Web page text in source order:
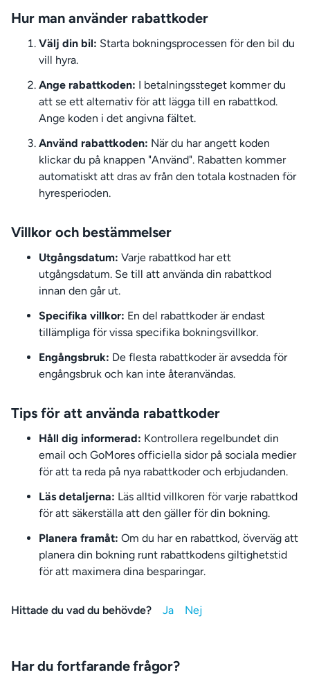
Hur man använder rabattkoder
Välj din bil: Starta bokningsprocessen för den bil du
vill hyra.
Ange rabattkoden: I betalningssteget kommer du
att se ett alternativ för att lägga till en rabattkod.
Ange koden i det angivna fältet.
Använd rabattkoden: När du har angett koden
klickar du på knappen "Använd". Rabatten kommer
automatiskt att dras av från den totala kostnaden för
hyresperioden.
Villkor och bestämmelser
Utgångsdatum: Varje rabattkod har ett
utgångsdatum. Se till att använda din rabattkod
innan den går ut.
Specifika villkor: En del rabattkoder är endast
tillämpliga för vissa specifika bokningsvillkor.
Engångsbruk: De flesta rabattkoder är avsedda för
engångsbruk och kan inte återanvändas.
Tips för att använda rabattkoder
Håll dig informerad: Kontrollera regelbundet din
email och GoMores officiella sidor på sociala medier
för att ta reda på nya rabattkoder och erbjudanden.
Läs detaljerna: Läs alltid villkoren för varje rabattkod
för att säkerställa att den gäller för din bokning.
Planera framåt: Om du har en rabattkod, överväg att
planera din bokning runt rabattkodens giltighetstid
för att maximera dina besparingar.
Hittade du vad du behövde?
Har du fortfarande frågor?